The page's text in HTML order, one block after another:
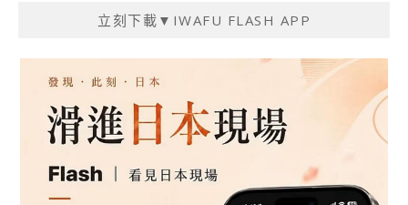
立刻下載▼IWAFU FLASH APP